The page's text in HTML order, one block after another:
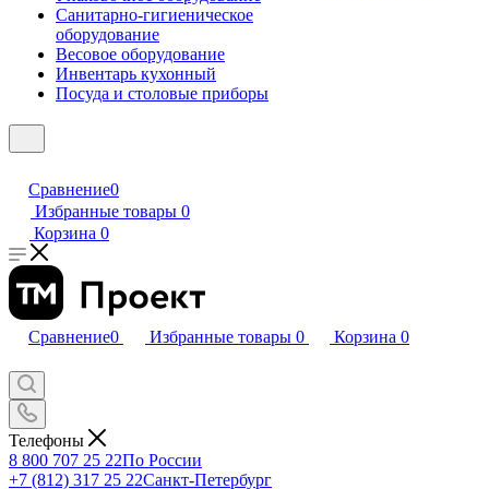
Санитарно-гигиеническое
оборудование
Весовое оборудование
Инвентарь кухонный
Посуда и столовые приборы
Сравнение0
Избранные товары 0
Корзина 0
Сравнение0 Избранные товары 0 Корзина 0
Телефоны
8 800 707 25 22По России
+7 (812) 317 25 22Санкт-Петербург